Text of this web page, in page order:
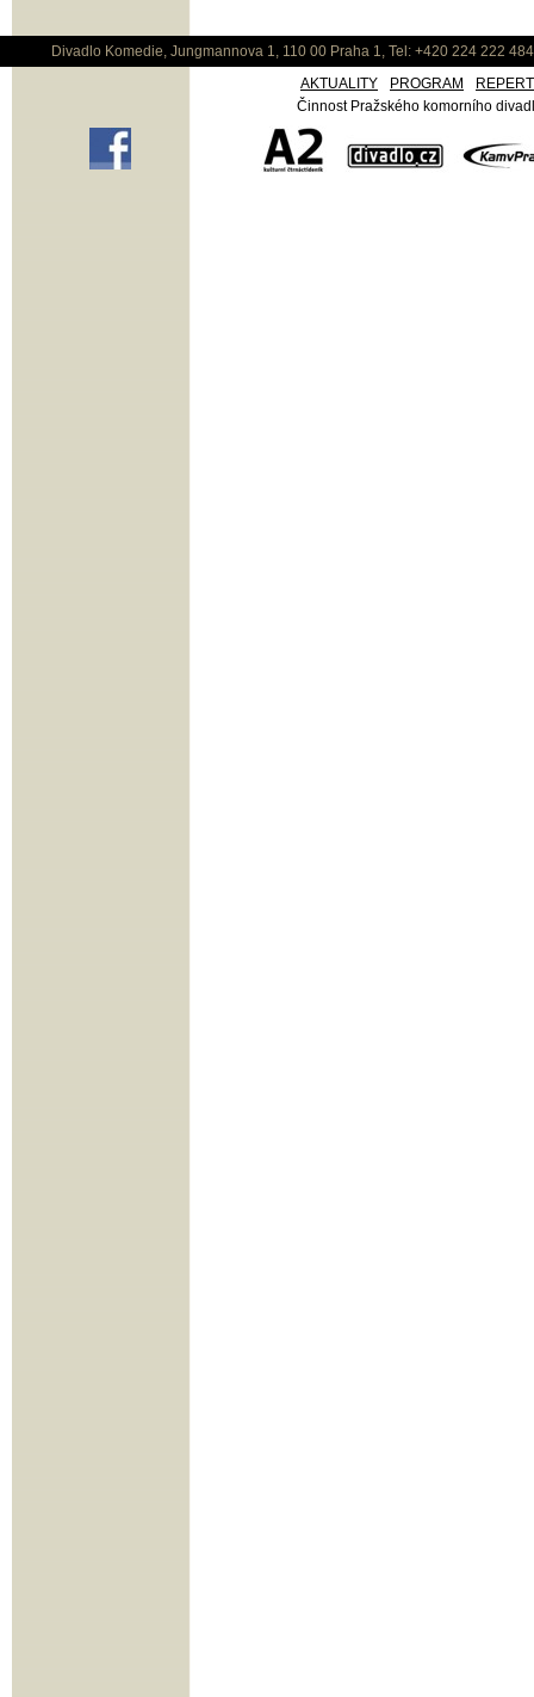
Divadlo Komedie, Jungmannova 1, 110 00 Praha 1, Tel: +420 224 222
AKTUALITY
PROGRAM
Činnost Pražského komorního